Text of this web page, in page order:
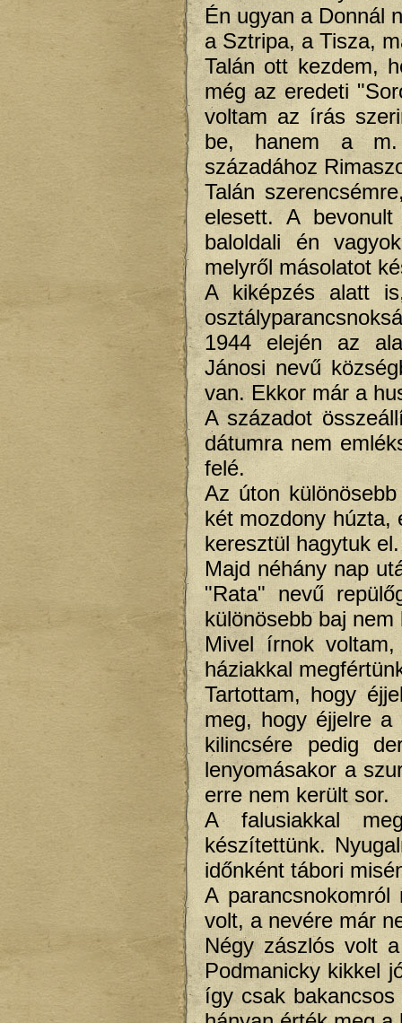
Én ugyan a Donnál
a Sztripa, a Tisza,
Talán ott kezdem,
még az eredeti
voltam az írás
be, hanem a m.
századához
Talán
elesett. A
baloldali én
melyről másolatot
A kiképzés alatt
1944 elején az
Jánosi nevű
van. Ekkor már a
A századot
dátumra nem
felé.
Az úton
két mozdony húzta,
keresztül hagytuk el.
Majd néhány nap
"Rata" nevű
különösebb baj
Mivel írnok
háziakkal
Tartottam, hogy
meg, hogy éjjelre
kilincsére pedig
lenyomásakor a
erre nem került sor.
A falusiakkal
készítettünk.
időnként tábori
A
volt, a nevére már
Négy zászlós volt
Podmanicky kikkel
így csak